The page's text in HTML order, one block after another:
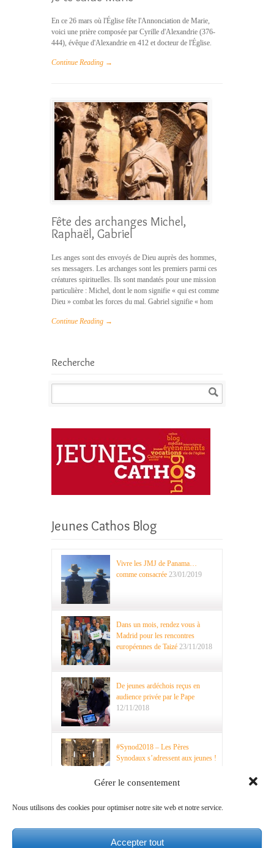
Gérer le consentement
Nous utilisons des cookies pour optimiser notre site web et notre service.
Accepter tout
En ce 26 mars où l'Église fête l'Annonciation de Marie,
voici une prière composée par Cyrille d'Alexandrie (376-
444), évêque d'Alexandrie en 412 et docteur de l'Église.
Continue Reading →
Fête des archanges Michel,
Raphaël, Gabriel
Les anges sont des envoyés de Dieu auprès des hommes,
ses messagers. Les archanges sont les premiers parmi ces
créatures spirituelles. Ils sont mandatés pour une mission
particulière : Michel, dont le nom signifie « qui est comme
Dieu » combat les forces du mal. Gabriel signifie « hom
Continue Reading →
Recherche
Jeunes Cathos Blog
Vivre les JMJ de Panama…
comme consacrée 23/01/2019
Dans un mois, rendez vous à
Madrid pour les rencontres
européennes de Taizé 23/11/2018
De jeunes ardéchois reçus en
audience privée par le Pape
12/11/2018
#Synod2018 – Les Pères
Synodaux s’adressent aux jeunes !
Saint Paul… VI ! 15/10/2018